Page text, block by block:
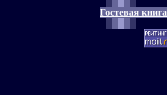
Гостевая книга